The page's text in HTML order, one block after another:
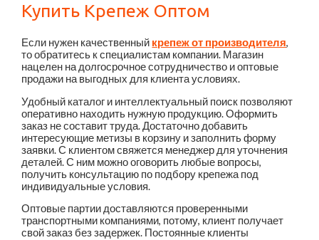
Купить Крепеж Оптом
Если нужен качественный крепеж от производителя,
то обратитесь к специалистам компании. Магазин
нацелен на долгосрочное сотрудничество и оптовые
продажи на выгодных для клиента условиях.
Удобный каталог и интеллектуальный поиск позволяют
оперативно находить нужную продукцию. Оформить
заказ не составит труда. Достаточно добавить
интересующие метизы в корзину и заполнить форму
заявки. С клиентом свяжется менеджер для уточнения
деталей. С ним можно оговорить любые вопросы,
получить консультацию по подбору крепежа под
индивидуальные условия.
Оптовые партии доставляются проверенными
транспортными компаниями, потому, клиент получает
свой заказ без задержек. Постоянные клиенты